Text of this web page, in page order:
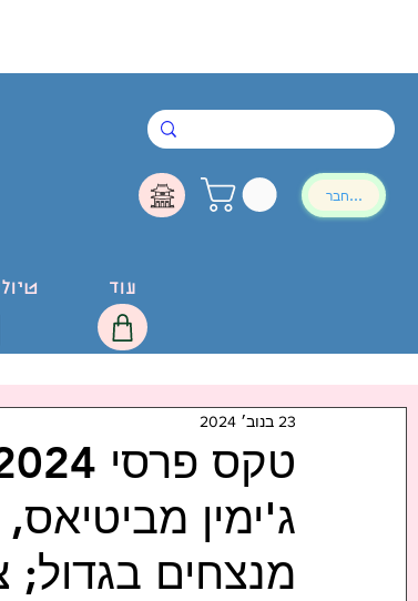
להתחבר
עוד
מנצחים בגדול;
23 בנוב׳ 2024